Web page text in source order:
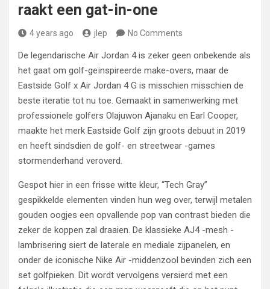
raakt een gat-in-one
4 years ago jlep No Comments
De legendarische Air Jordan 4 is zeker geen onbekende als
het gaat om golf-geïnspireerde make-overs, maar de
Eastside Golf x Air Jordan 4 G is misschien misschien de
beste iteratie tot nu toe. Gemaakt in samenwerking met
professionele golfers Olajuwon Ajanaku en Earl Cooper,
maakte het merk Eastside Golf zijn groots debuut in 2019
en heeft sindsdien de golf- en streetwear -games
stormenderhand veroverd.
Gespot hier in een frisse witte kleur, “Tech Gray”
gespikkelde elementen vinden hun weg over, terwijl metalen
gouden oogjes een opvallende pop van contrast bieden die
zeker de koppen zal draaien. De klassieke AJ4 -mesh -
lambrisering siert de laterale en mediale zijpanelen, en
onder de iconische Nike Air -middenzool bevinden zich een
set golfpieken. Dit wordt vervolgens versierd met een